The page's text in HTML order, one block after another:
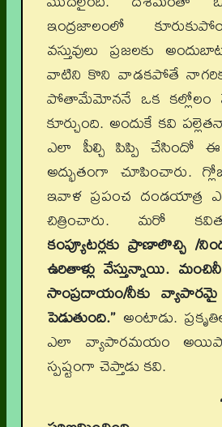
ఇంద్రజాలంలో
వస్తువులు ప్రజలకు
వాటిని కొని వాడకపోతే
పోతామేమోననే ఒక కల్లోలం
కూర్చుంది. అందుకే కవి
ఎలా పీల్చి పిప్పి చేసిందో
అద్భుతంగా చూపించారు.
ఇవాళ ప్రపంచ దండయాత్ర
చిత్రించారు. మరో
కంప్యూటర్లకు ప్రాణాలొచ్చి /
ఉరితాళ్లు వేస్తున్నాయి.
సాంప్రదాయం/నీకు వ్యాపారమై
పెడుతుంది.’’ అంటాడు.
ఎలా వ్యాపారమయం
స్పష్టంగా చెప్తాడు కవి.